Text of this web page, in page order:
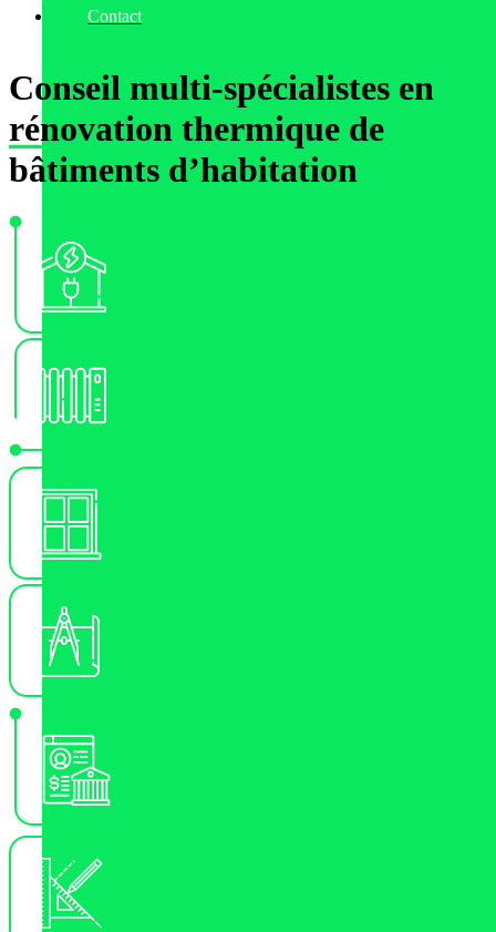
Contact
Conseil multi-spécialistes en
rénovation thermique de
bâtiments d’habitation